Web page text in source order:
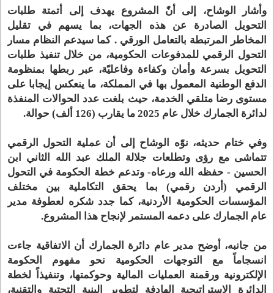
وأشار الوشاح، إلى أنّ المشروع يهدف إلى أتمتة طلبات
التحويل الصادرة عن هذه الجهات، بما يسهم في تقليل
المخاطر المرتبطة بالتعامل الورقي . كما سيدعم النظام مسار
التحول الرقمي للمدفوعات الحكومية، من خلال تنفيذ طلبات
التحويل بسرعة وأمان وكفاءة وفاعليّة، عبر ربطها بمنظومة
الدفع الوطنية المعمول بها في المملكة، ما ينعكس إيجابا على
مستوى رضا متلقي الخدمة، حيث بلغت عدد الحوالات المنفذة
لدائرة الجمارك خلال عام 2025 ما يقارب (126 ألف) حوالة.
وفي ختام حديثه، نوّه الوشاح إلى أن عملية التحول الرقمي
تتماشى مع رؤى وتطلعات جلالة الملك عبد الله الثاني ابن
الحسين - حفظه الله ورعاه- وتدعم خطة الحكومة في التحول
الرقمي (أردن رقمي) بما يحقق التكاملية بين مختلف
المؤسسات الحكومية الأردنية، كما جدد شكره لعطوفة مدير
عام الجمارك على دعمه المستمر لإنجاح هذا المشروع.
من جانبه، أوضح مدير عام دائرة الجمارك أن الاتفاقية جاءت
انسجاماً مع التوجهات الحكومية نحو مفهوم الحكومة
الإلكترونية ورقمنة العمليات المالية وحوكمتها، وتنفيذاً لخطة
الدائرة الاستراتيجية الهادفة لتطوير البنية التحتية والتقنية،